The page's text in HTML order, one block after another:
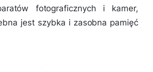
fotograficznych i kamer,
jest szybka i zasobna pamięć